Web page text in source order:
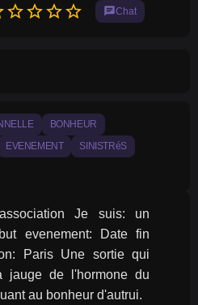
star_borderstar_borderstar_borderstar_border chatChat
BONHEUR
EVENEMENT SINISTRéS
Je suis: un
evenement: Date fin
Paris Une sortie qui
jauge de l'hormone du
au bonheur d'autrui.